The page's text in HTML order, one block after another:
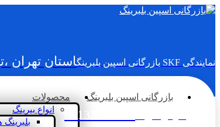
نمایندگی SKF بازرگانی اسپین بلبرینگ استان تهران
02133936833
بازرگانی اسپین بلبرینگ محصولات
انواع بیرینگ